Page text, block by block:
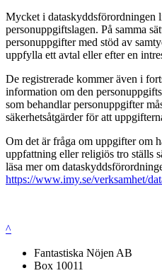
Mycket i dataskyddsförordningen
personuppgiftslagen. På samma
personuppgifter med stöd av
uppfylla ett avtal eller efter en
De registrerade kommer även i
information om den
som behandlar personuppgifter
säkerhetsåtgärder för att
Om det är fråga om uppgifter om
uppfattning eller religiös tro ställs
läsa mer om
https://www.imy.se/verksamhet/
^
Fantastiska Nöjen AB
Box 10011